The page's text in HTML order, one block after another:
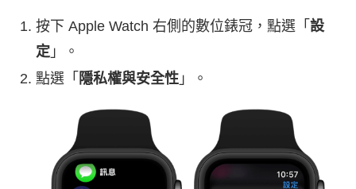
按下 Apple Watch 右側的數位錶冠，點選「 設
定 」。
點選「 隱私權與安全性 」。